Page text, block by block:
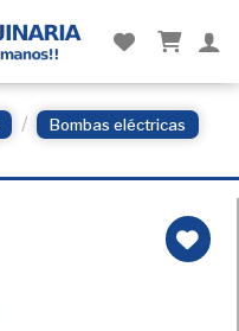
/ Bombas eléctricas